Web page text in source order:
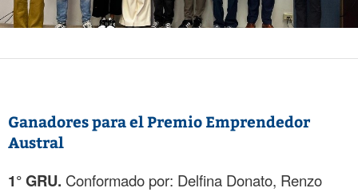
Ganadores para el Premio Emprendedor
Austral
1° GRU. Conformado por: Delfina Donato, Renzo